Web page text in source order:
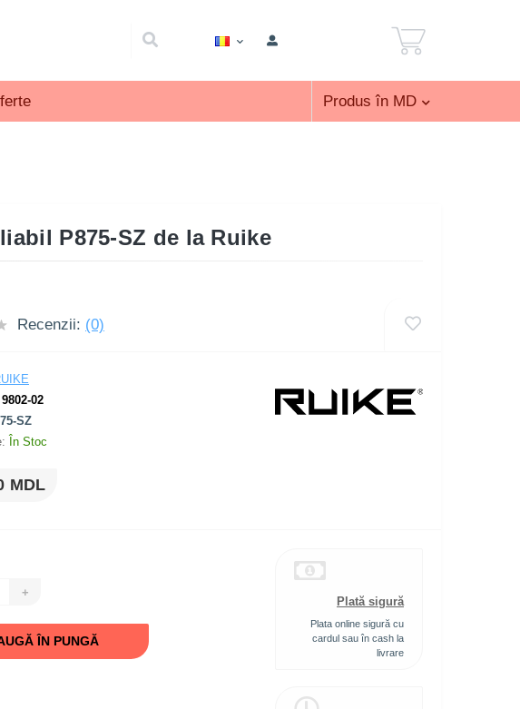
Produs în MD
P875-SZ de la Ruike
Recenzii: (0)
9802-02
SZ
În Stoc
MDL
+
ÎN PUNGĂ
Plată sigură
Plata online sigură cu
cardul sau în cash la
livrare